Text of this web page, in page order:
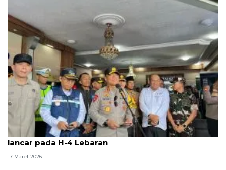
Wakapolri: Arus mudik di Pelabuhan Bakauheni
lancar pada H-4 Lebaran
17 Maret 2026